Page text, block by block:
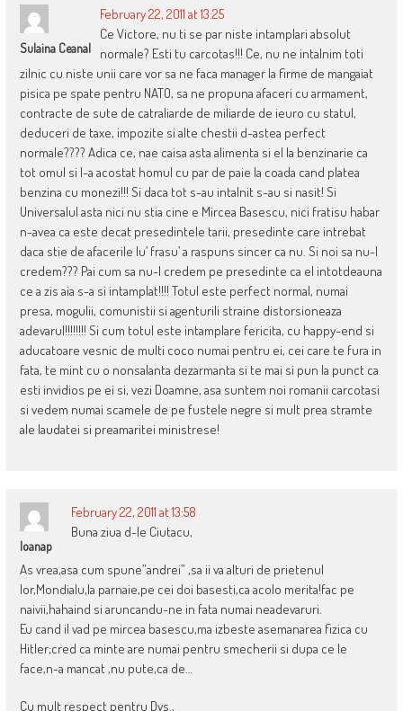
Sulaina Ceanal
February 22, 2011 at 13:25
Ce Victore, nu ti se par niste intamplari absolut
normale? Esti tu carcotas!!! Ce, nu ne intalnim toti
zilnic cu niste unii care vor sa ne faca manager la firme de mangaiat
pisica pe spate pentru NATO, sa ne propuna afaceri cu armament,
contracte de sute de catraliarde de miliarde de ieuro cu statul,
deduceri de taxe, impozite si alte chestii d-astea perfect
normale???? Adica ce, nae caisa asta alimenta si el la benzinarie ca
tot omul si l-a acostat homul cu par de paie la coada cand platea
benzina cu monezi!!! Si daca tot s-au intalnit s-au si nasit! Si
Universalul asta nici nu stia cine e Mircea Basescu, nici fratisu habar
n-avea ca este decat presedintele tarii, presedinte care intrebat
daca stie de afacerile lu’ frasu’ a raspuns sincer ca nu. Si noi sa nu-l
credem??? Pai cum sa nu-l credem pe presedinte ca el intotdeauna
ce a zis aia s-a si intamplat!!!! Totul este perfect normal, numai
presa, mogulii, comunistii si agenturili straine distorsioneaza
adevarul!!!!!!!! Si cum totul este intamplare fericita, cu happy-end si
aducatoare vesnic de multi coco numai pentru ei, cei care te fura in
fata, te mint cu o nonsalanta dezarmanta si te mai si pun la punct ca
esti invidios pe ei si, vezi Doamne, asa suntem noi romanii carcotasi
si vedem numai scamele de pe fustele negre si mult prea stramte
ale laudatei si preamaritei ministrese!
Ioanap
February 22, 2011 at 13:58
Buna ziua d-le Ciutacu,
As vrea,asa cum spune”andrei” ,sa ii va alturi de prietenul
lor,Mondialu,la parnaie,pe cei doi basesti,ca acolo merita!fac pe
naivii,hahaind si aruncandu-ne in fata numai neadevaruri.
Eu cand il vad pe mircea basescu,ma izbeste asemanarea fizica cu
Hitler;cred ca minte are numai pentru smecherii si dupa ce le
face,n-a mancat ,nu pute,ca de…
Cu mult respect pentru Dvs.,